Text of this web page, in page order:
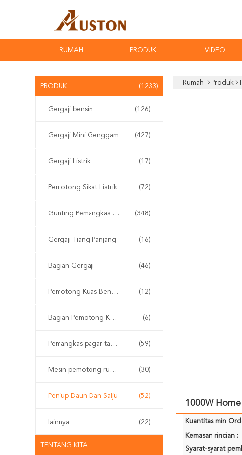
RUMAH PRODUK VIDEO
PRODUK (1233)
Gergaji bensin (126)
Gergaji Mini Genggam (427)
Gergaji Listrik (17)
Pemotong Sikat Listrik (72)
Gunting Pemangkas Elektrik (348)
Gergaji Tiang Panjang (16)
Bagian Gergaji (46)
Pemotong Kuas Bensin (12)
Bagian Pemotong Kuas (6)
Pemangkas pagar tanpa kabel (59)
Mesin pemotong rumput (30)
Peniup Daun Dan Salju (52)
lainnya (22)
TENTANG KITA
Rumah Produk
1000W
Kuantitas min
Kemasan rincian :
Syarat-syarat